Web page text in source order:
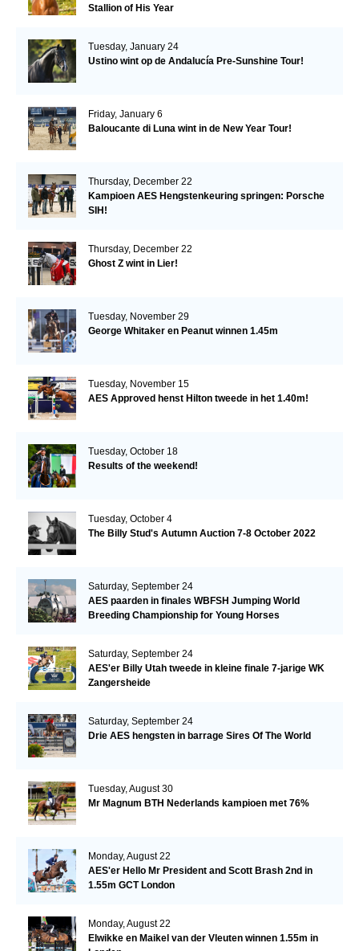
Stallion of His Year
Tuesday, January 24
Ustino wint op de Andalucía Pre-Sunshine Tour!
Friday, January 6
Baloucante di Luna wint in de New Year Tour!
Thursday, December 22
Kampioen AES Hengstenkeuring springen: Porsche
SIH!
Thursday, December 22
Ghost Z wint in Lier!
Tuesday, November 29
George Whitaker en Peanut winnen 1.45m
Tuesday, November 15
AES Approved henst Hilton tweede in het 1.40m!
Tuesday, October 18
Results of the weekend!
Tuesday, October 4
The Billy Stud's Autumn Auction 7-8 October 2022
Saturday, September 24
AES paarden in finales WBFSH Jumping World
Breeding Championship for Young Horses
Saturday, September 24
AES'er Billy Utah tweede in kleine finale 7-jarige WK
Zangersheide
Saturday, September 24
Drie AES hengsten in barrage Sires Of The World
Tuesday, August 30
Mr Magnum BTH Nederlands kampioen met 76%
Monday, August 22
AES'er Hello Mr President and Scott Brash 2nd in
1.55m GCT London
Monday, August 22
Elwikke en Maikel van der Vleuten winnen 1.55m in